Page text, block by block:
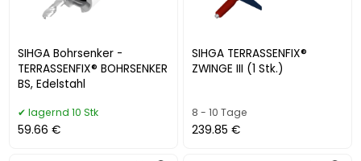
SIHGA Bohrsenker -
TERRASSENFIX® BOHRSENKER
BS, Edelstahl
lagernd 10 Stk
59.66 €
SIHGA TERRASSENFIX®
ZWINGE III (1 Stk.)
8 - 10 Tage
239.85 €